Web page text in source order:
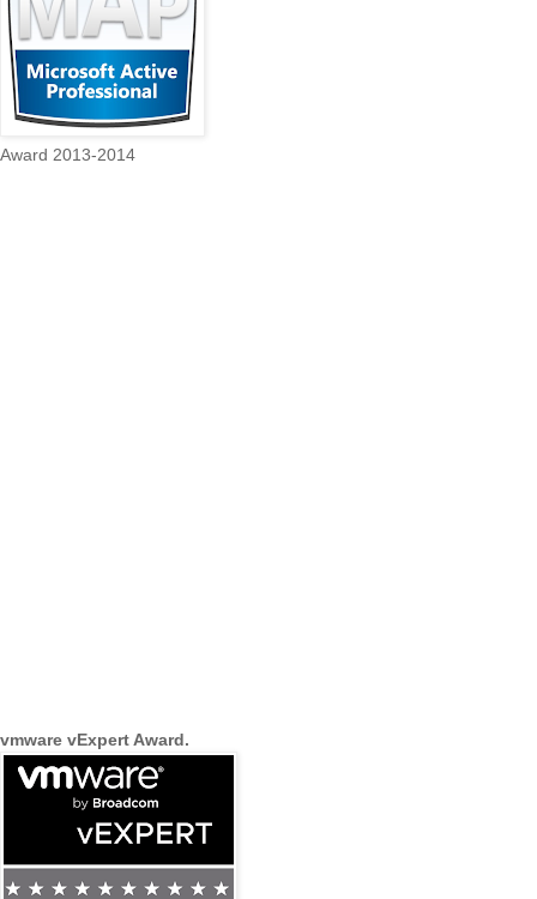
Award 2013-2014
vmware vExpert Award.